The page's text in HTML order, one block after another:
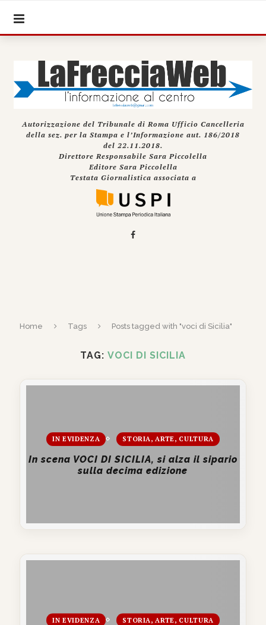
Autorizzazione del Tribunale di Roma Ufficio Cancelleria
della sez. per la Stampa e l’Informazione aut. 186/2018
del 22.11.2018.
Direttore Responsabile Sara Piccolella
Editore Sara Piccolella
Testata Giornalistica associata a
Home Tags Posts tagged with "voci di Sicilia"
TAG: VOCI DI SICILIA
IN EVIDENZA STORIA, ARTE, CULTURA
In scena VOCI DI SICILIA, si alza il sipario
sulla decima edizione
IN EVIDENZA STORIA, ARTE, CULTURA